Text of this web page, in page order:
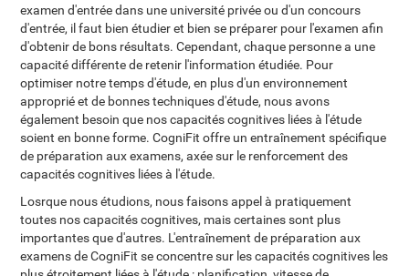
examen d'entrée dans une université privée ou d'un concours
d'entrée, il faut bien étudier et bien se préparer pour l'examen afin
d'obtenir de bons résultats. Cependant, chaque personne a une
capacité différente de retenir l'information étudiée. Pour
optimiser notre temps d'étude, en plus d'un environnement
approprié et de bonnes techniques d'étude, nous avons
également besoin que nos capacités cognitives liées à l'étude
soient en bonne forme. CogniFit offre un entraînement spécifique
de préparation aux examens, axée sur le renforcement des
capacités cognitives liées à l'étude.
Losrque nous étudions, nous faisons appel à pratiquement
toutes nos capacités cognitives, mais certaines sont plus
importantes que d'autres. L'entraînement de préparation aux
examens de CogniFit se concentre sur les capacités cognitives les